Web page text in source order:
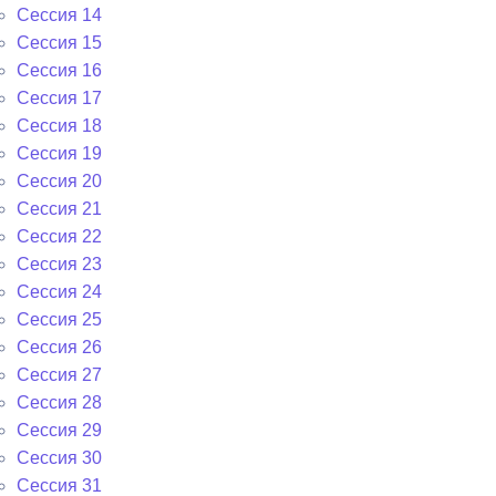
Сессия 14
Сессия 15
Сессия 16
Сессия 17
Сессия 18
Сессия 19
Сессия 20
Сессия 21
Сессия 22
Сессия 23
Сессия 24
Сессия 25
Сессия 26
Сессия 27
Сессия 28
Сессия 29
Сессия 30
Сессия 31